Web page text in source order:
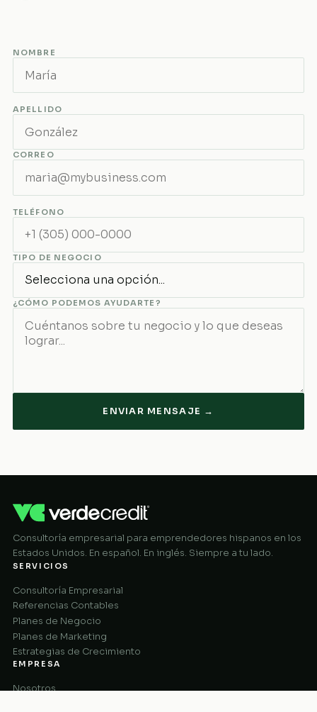
NOMBRE
APELLIDO
CORREO
TELÉFONO
TIPO DE NEGOCIO
¿CÓMO PODEMOS AYUDARTE?
ENVIAR MENSAJE →
Consultoría empresarial para emprendedores hispanos en los
Estados Unidos. En español. En inglés. Siempre a tu lado.
SERVICIOS
Consultoría Empresarial
Referencias Contables
Planes de Negocio
Planes de Marketing
Estrategias de Crecimiento
EMPRESA
Nosotros